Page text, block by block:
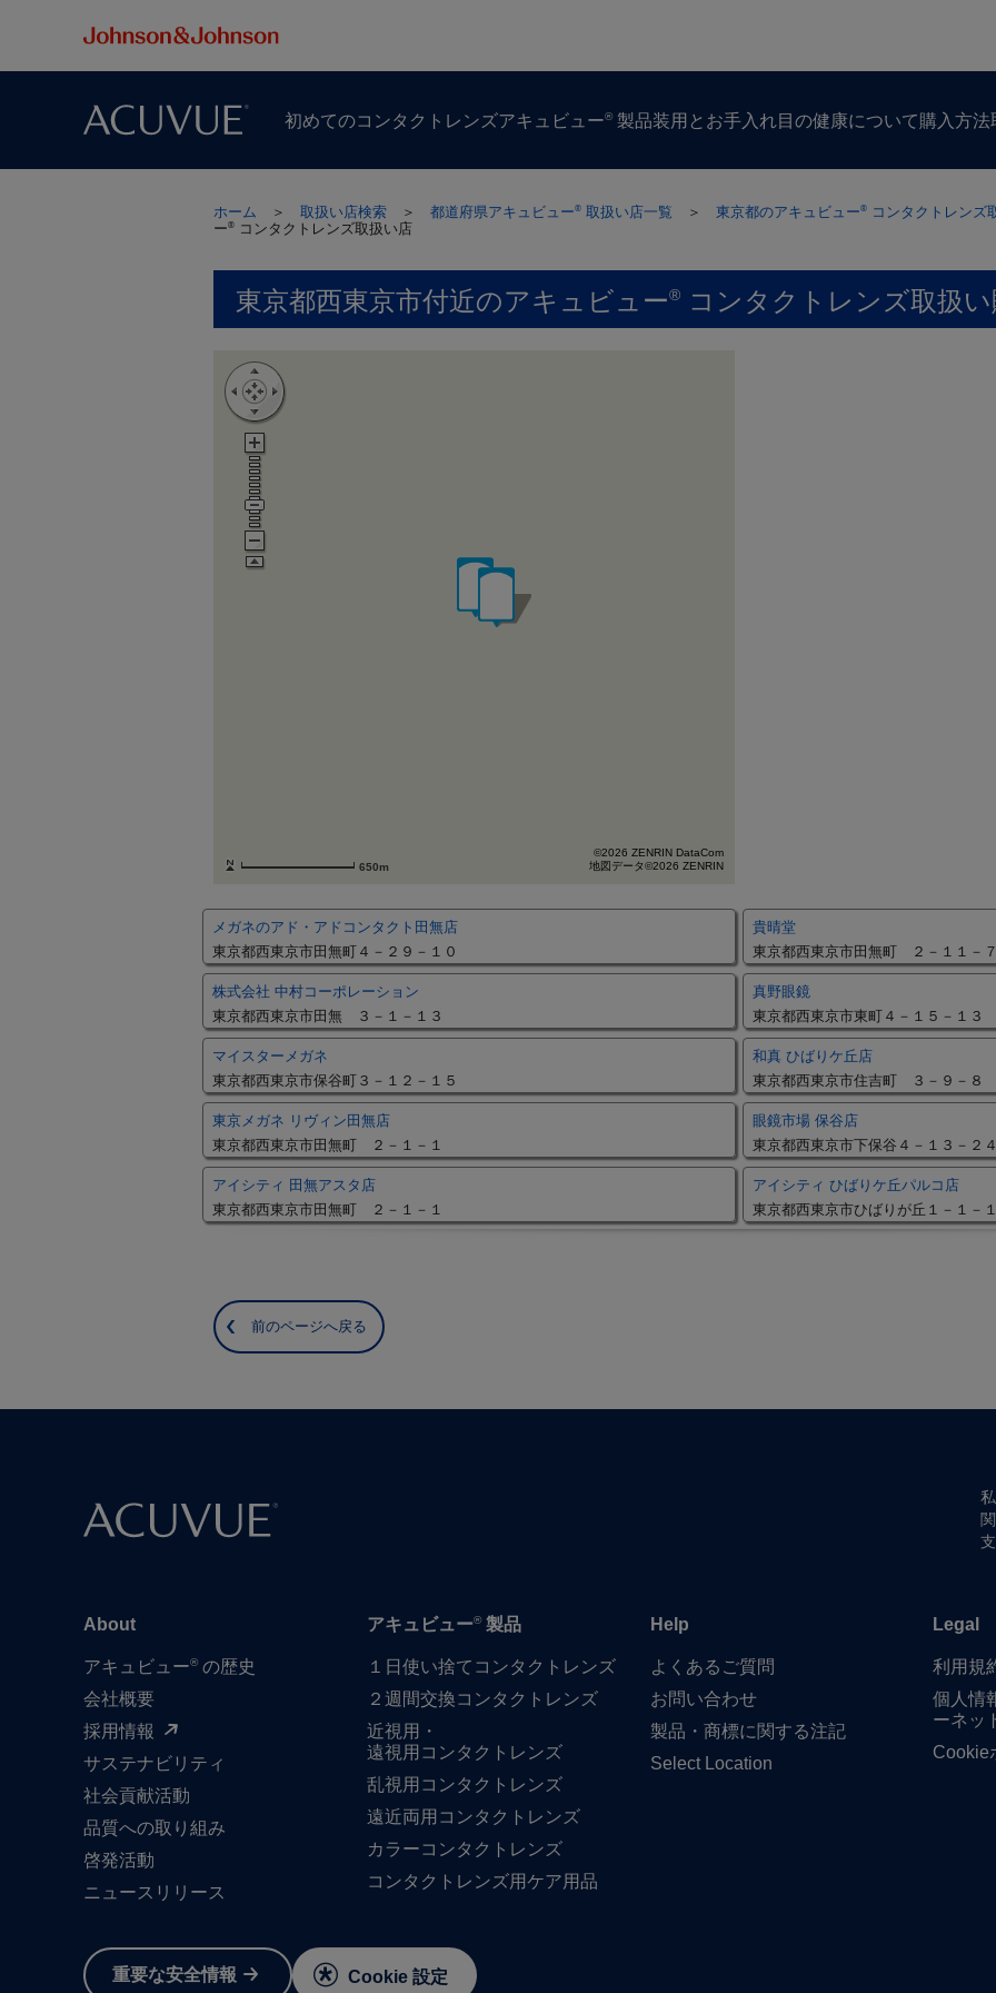
初めての​コンタクトレンズアキュビュー® 製品装用とお手入れ目の​健康に​ついて購入方​法
ホーム ＞ 取扱い店検索 ＞ 都道府県アキュビュー® 取扱い店一覧 ＞ 東京都のアキュビュー®
コンタクトレンズ
ー® コンタクトレンズ取扱い店
東京都西東京市付近のアキュビュー® コンタクトレンズ取扱
650m
©2026 ZENRIN DataCom
地図データ©2026 ZENRIN
メガネのアド・アドコンタクト田無店
東京都西東京市田無町４－２９－１０
貴晴堂
東京都西東京市田無町 ２－１１－
株式会社 中村コーポレーション
東京都西東京市田無 ３－１－１３
真野眼鏡
東京都西東京市東町４－１５－１３
マイスターメガネ
東京都西東京市保谷町３－１２－１５
和真 ひばりケ丘店
東京都西東京市住吉町 ３－９－８
東京メガネ リヴィン田無店
東京都西東京市田無町 ２－１－１
眼鏡市場 保谷店
東京都西東京市下保谷４－１３－２
アイシティ 田無アスタ店
東京都西東京市田無町 ２－１－１
アイシティ ひばりケ丘パルコ店
東京都西東京市ひばりが丘１－１－
前のページへ戻る
About
アキュビュー® の歴史
会社概要
採用情報
サステナビリティ
社会貢献活動
品質への​取り組み
啓発活動
ニュースリリース
アキュビュー®製品
１日​使い捨て​​コンタクトレンズ
２週間交換コンタクトレンズ
近視用・
遠視用コンタクトレンズ
乱視用コンタクトレンズ
遠近両用コンタクトレンズ
カラーコンタクトレンズ
コンタクトレンズ用ケア用品
Help
よく​ある​ご質問
お問い​合わせ
製品・商標に​関する​注記
Select Location
Legal
利用規
個人情
ーネッ
Cookie
重要な​安全情報 Cookie 設定